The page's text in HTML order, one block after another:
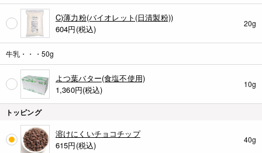
C)薄力粉(バイオレット(日清製粉))
604円(税込)
20g
牛乳・・・50g
よつ葉バター(食塩不使用)
1,360円(税込)
10g
トッピング
溶けにくいチョコチップ
615円(税込)
40g